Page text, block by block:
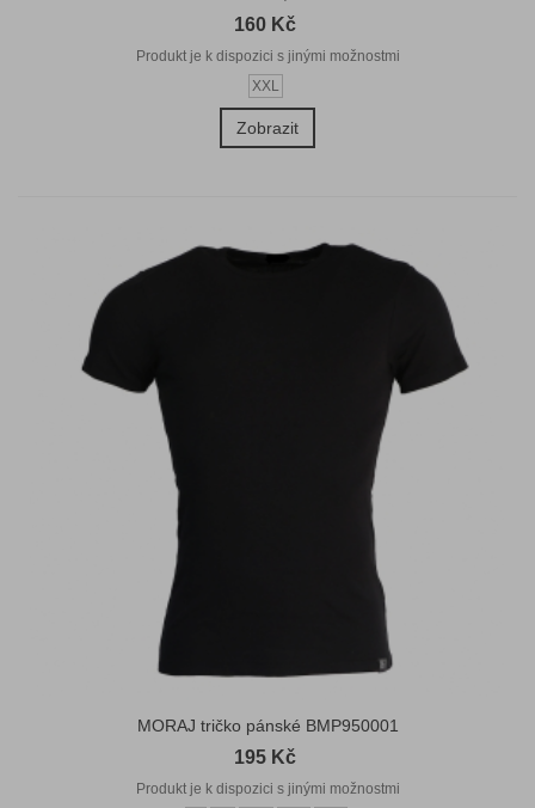
160 Kč
Produkt je k dispozici s jinými možnostmi
XXL
Zobrazit
MORAJ tričko pánské BMP950001
195 Kč
Produkt je k dispozici s jinými možnostmi